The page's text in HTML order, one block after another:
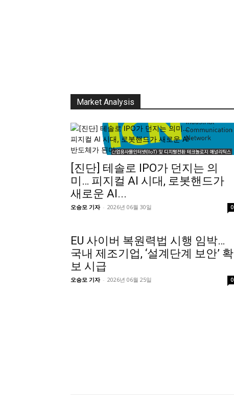
Market Analysis
[진단] 테솔로 IPO가 던지는 의
미… 피지컬 AI 시대, 로봇핸드가
새로운 AI...
오승모 기자 - 2026년 06월 30일 0
EU 사이버 복원력법 시행 임박…
국내 제조기업, ‘설계단계 보안’ 확
보 시급
오승모 기자 - 2026년 06월 25일 0